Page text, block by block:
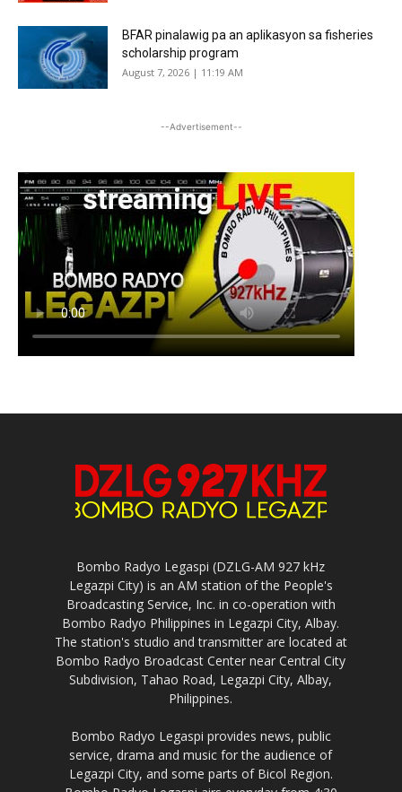
BFAR pinalawig pa an aplikasyon sa fisheries
scholarship program
August 7, 2026 | 11:19 AM
--Advertisement--
Bombo Radyo Legaspi (DZLG-AM 927 kHz
Legazpi City) is an AM station of the People's
Broadcasting Service, Inc. in co-operation with
Bombo Radyo Philippines in Legazpi City, Albay.
The station's studio and transmitter are located at
Bombo Radyo Broadcast Center near Central City
Subdivision, Tahao Road, Legazpi City, Albay,
Philippines.
Bombo Radyo Legaspi provides news, public
service, drama and music for the audience of
Legazpi City, and some parts of Bicol Region.